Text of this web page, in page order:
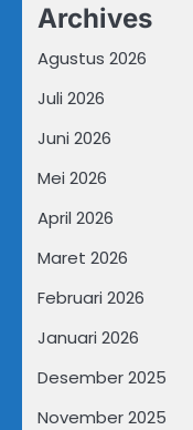
Archives
Agustus 2026
Juli 2026
Juni 2026
Mei 2026
April 2026
Maret 2026
Februari 2026
Januari 2026
Desember 2025
November 2025